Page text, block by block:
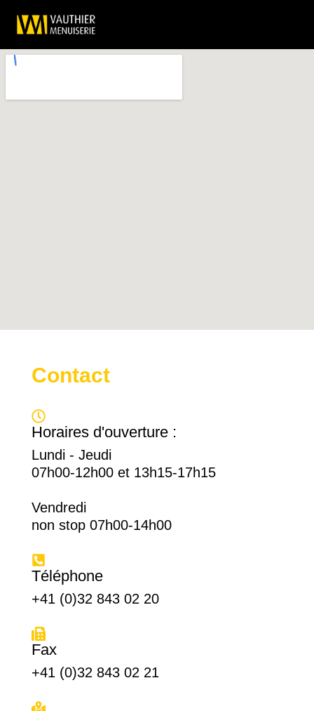
Contact
Horaires d'ouverture :
Lundi - Jeudi
07h00-12h00 et 13h15-17h15
Vendredi
non stop 07h00-14h00
Téléphone
+41 (0)32 843 02 20
Fax
+41 (0)32 843 02 21